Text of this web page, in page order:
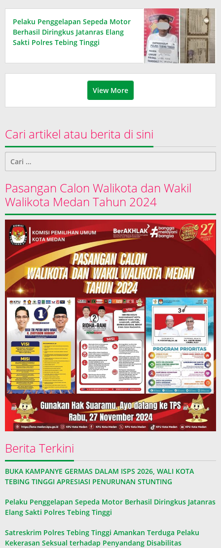
Pelaku Penggelapan Sepeda Motor
Berhasil Diringkus Jatanras Elang
Sakti Polres Tebing Tinggi
View More
Cari artikel atau berita di sini
untuk:
Pasangan Calon Walikota dan Wakil
Walikota Medan Tahun 2024
Berita Terkini
BUKA KAMPANYE GERMAS DALAM ISPS 2026, WALI KOTA
TEBING TINGGI APRESIASI PENURUNAN STUNTING
Pelaku Penggelapan Sepeda Motor Berhasil Diringkus Jatanras
Elang Sakti Polres Tebing Tinggi
Satreskrim Polres Tebing Tinggi Amankan Terduga Pelaku
Kekerasan Seksual terhadap Penyandang Disabilitas